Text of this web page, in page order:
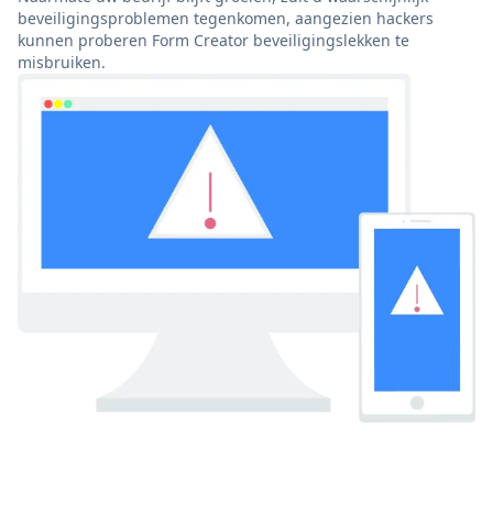
beveiligingsproblemen tegenkomen, aangezien hackers
kunnen proberen Form Creator beveiligingslekken te
misbruiken.